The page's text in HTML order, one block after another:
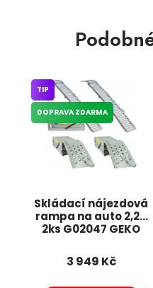
Skládací nájezdová
rampa na auto 2,2T
2ks G02047 GEKO
TIP
DOPRAVA ZDARMA
3 949 Kč